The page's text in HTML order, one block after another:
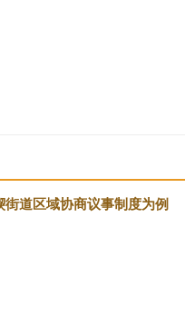
道区域协商议事制度为例